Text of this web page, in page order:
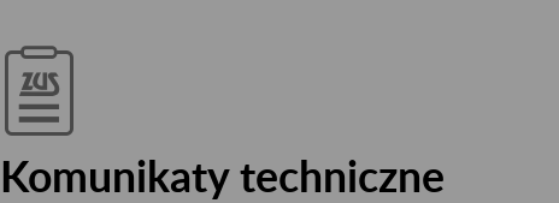
Komunikaty techniczne